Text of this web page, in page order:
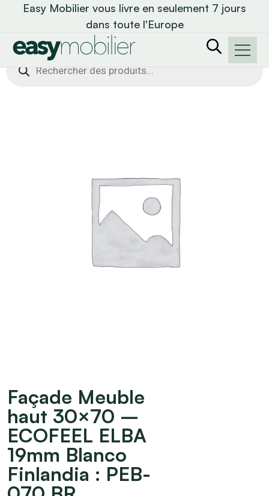
Easy Mobilier vous livre en seulement 7 jours
dans toute l'Europe
Recherche
de
Façade Meuble
haut 30×70 –
ECOFEEL ELBA
19mm Blanco
Finlandia : PEB-